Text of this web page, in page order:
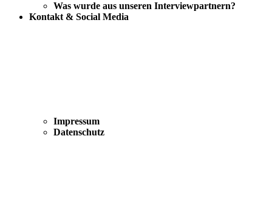
Was wurde aus unseren Interviewpartnern?
Kontakt & Social Media
Impressum
Datenschutz